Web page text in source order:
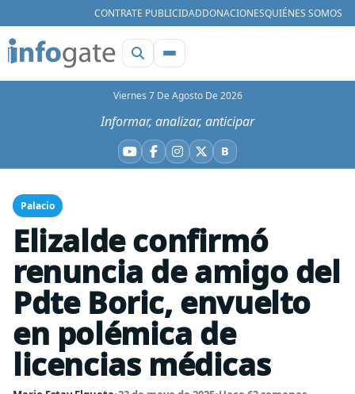
CONTRATE PUBLICIDADDONACIONESQUIÉNES SOMOS
Viernes 7 De Agosto De 2026
Informar, analizar, anticipar
YouTube
Facebook
Instagram
X BBluesky
Palacio
Elizalde confirmó
renuncia de amigo del
Pdte Boric, envuelto
en polémica de
licencias médicas